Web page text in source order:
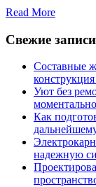
Read More
Свежие записи
Составные
Уют без
Как
надежную